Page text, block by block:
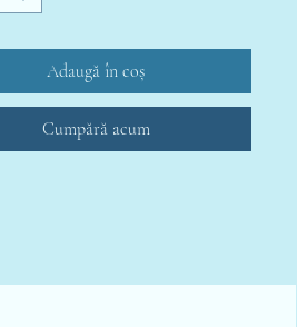
Adaugă în coș
Cumpără acum